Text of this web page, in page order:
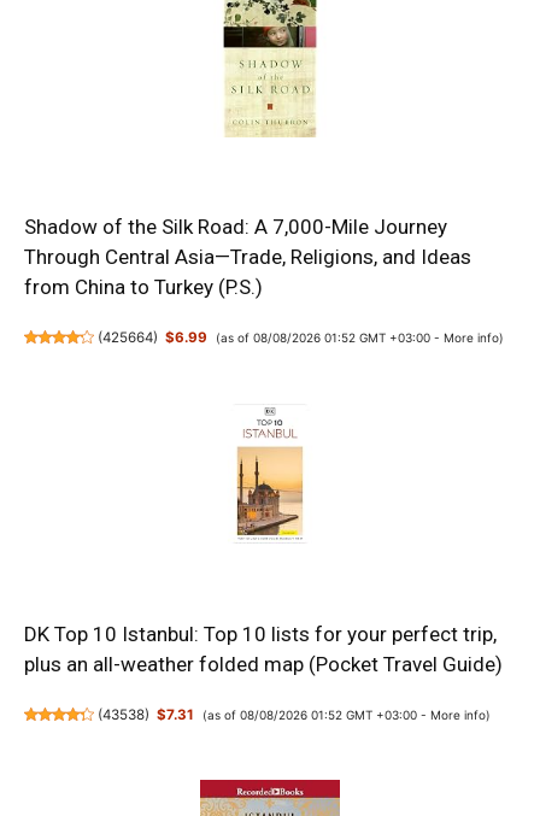
Shadow of the Silk Road: A 7,000-Mile Journey
Through Central Asia—Trade, Religions, and Ideas
from China to Turkey (P.S.)
(425664) $6.99 (as of 08/08/2026 01:52 GMT +03:00 - More info)
DK Top 10 Istanbul: Top 10 lists for your perfect trip,
plus an all-weather folded map (Pocket Travel Guide)
(43538) $7.31 (as of 08/08/2026 01:52 GMT +03:00 - More info)